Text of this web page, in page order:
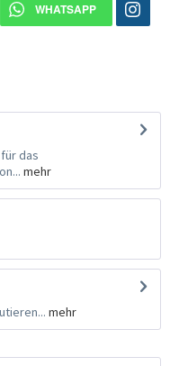
WHATSAPP
das
mehr
mehr